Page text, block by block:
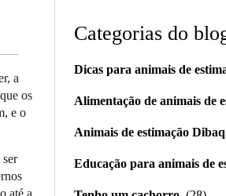
a
os
e o
ser
Categorias do
Dicas para animais de
Alimentação de animais de
Animais de estimação Dibaq
Educação para animais de